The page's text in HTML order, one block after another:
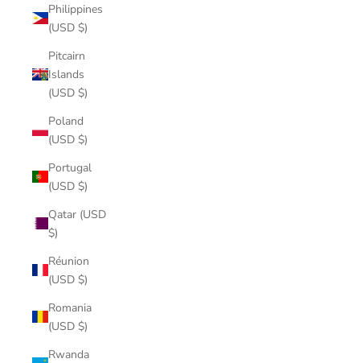
Philippines
(USD $)
Pitcairn
Islands
(USD $)
Poland
(USD $)
Portugal
(USD $)
Qatar (USD
$)
Réunion
(USD $)
Romania
(USD $)
Rwanda